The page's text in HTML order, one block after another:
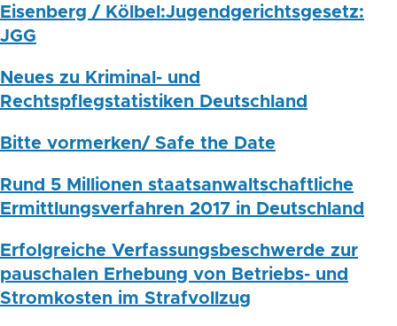
Eisenberg / Kölbel:Jugendgerichtsgesetz:
JGG
Neues zu Kriminal- und
Rechtspflegstatistiken Deutschland
Bitte vormerken/ Safe the Date
Rund 5 Millionen staatsanwaltschaftliche
Ermittlungsverfahren 2017 in Deutschland
Erfolgreiche Verfassungsbeschwerde zur
pauschalen Erhebung von Betriebs- und
Stromkosten im Strafvollzug